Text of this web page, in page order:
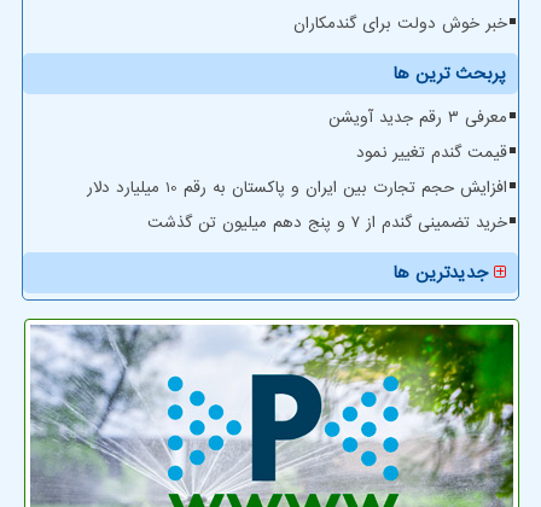
خبر خوش دولت برای گندمکاران
پربحث ترین ها
معرفی ۳ رقم جدید آویشن
قیمت گندم تغییر نمود
افزایش حجم تجارت بین ایران و پاکستان به رقم 10 میلیارد دلار
خرید تضمینی گندم از ۷ و پنج دهم میلیون تن گذشت
جدیدترین ها